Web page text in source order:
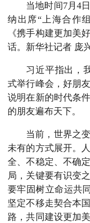
当地时间7月4
纳出席“上海合作
《携手构建更加美
话。新华社记者 庞
习近平指出，
式举行峰会，好朋
说明在新的时代条
的朋友遍布天下。
当前，世界之
未有的方式展开。
全、不稳定、不确
局，关键要有识变
要牢固树立命运共
坚定不移走契合本
路，共同建设更加